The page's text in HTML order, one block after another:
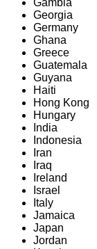
Gambia
Georgia
Germany
Ghana
Greece
Guatemala
Guyana
Haiti
Hong Kong
Hungary
India
Indonesia
Iran
Iraq
Ireland
Israel
Italy
Jamaica
Japan
Jordan